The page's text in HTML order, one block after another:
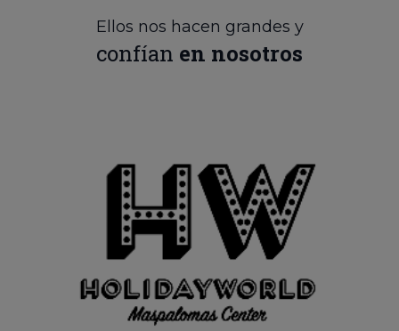
Ellos nos hacen grandes y
confían en nosotros